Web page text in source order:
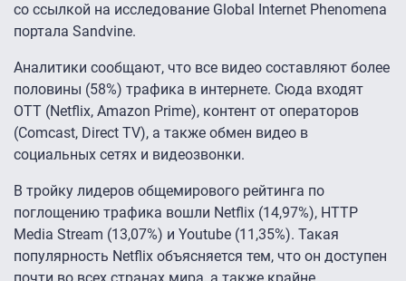
со ссылкой на исследование Global Internet Phenomena
портала Sandvine.
Аналитики сообщают, что все видео составляют более
половины (58%) трафика в интернете. Сюда входят
OTT (Netflix, Amazon Prime), контент от операторов
(Comcast, Direct TV), а также обмен видео в
социальных сетях и видеозвонки.
В тройку лидеров общемирового рейтинга по
поглощению трафика вошли Netflix (14,97%), HTTP
Media Stream (13,07%) и Youtube (11,35%). Такая
популярность Netflix объясняется тем, что он доступен